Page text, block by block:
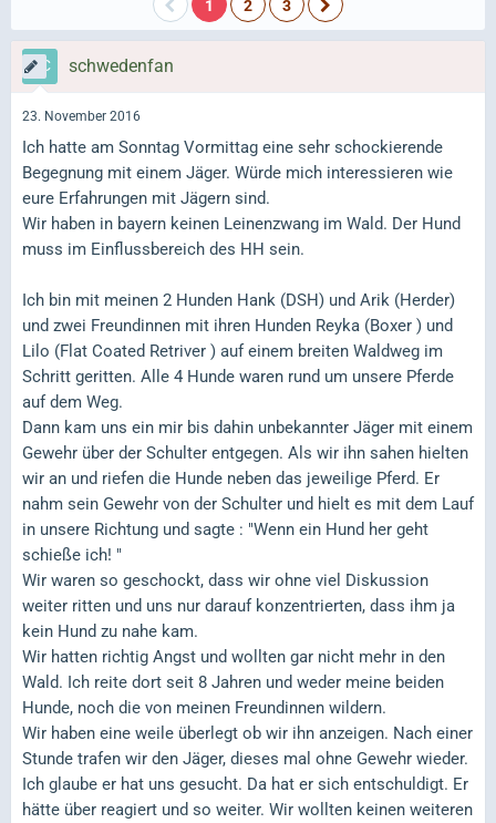
1 2 3
schwedenfan
23. November 2016
Ich hatte am Sonntag Vormittag eine sehr schockierende
Begegnung mit einem Jäger. Würde mich interessieren wie
eure Erfahrungen mit Jägern sind.
Wir haben in bayern keinen Leinenzwang im Wald. Der Hund
muss im Einflussbereich des HH sein.
Ich bin mit meinen 2 Hunden Hank (DSH) und Arik (Herder)
und zwei Freundinnen mit ihren Hunden Reyka (Boxer ) und
Lilo (Flat Coated Retriver ) auf einem breiten Waldweg im
Schritt geritten. Alle 4 Hunde waren rund um unsere Pferde
auf dem Weg.
Dann kam uns ein mir bis dahin unbekannter Jäger mit einem
Gewehr über der Schulter entgegen. Als wir ihn sahen hielten
wir an und riefen die Hunde neben das jeweilige Pferd. Er
nahm sein Gewehr von der Schulter und hielt es mit dem Lauf
in unsere Richtung und sagte : "Wenn ein Hund her geht
schieße ich! "
Wir waren so geschockt, dass wir ohne viel Diskussion
weiter ritten und uns nur darauf konzentrierten, dass ihm ja
kein Hund zu nahe kam.
Wir hatten richtig Angst und wollten gar nicht mehr in den
Wald. Ich reite dort seit 8 Jahren und weder meine beiden
Hunde, noch die von meinen Freundinnen wildern.
Wir haben eine weile überlegt ob wir ihn anzeigen. Nach einer
Stunde trafen wir den Jäger, dieses mal ohne Gewehr wieder.
Ich glaube er hat uns gesucht. Da hat er sich entschuldigt. Er
hätte über reagiert und so weiter. Wir wollten keinen weiteren